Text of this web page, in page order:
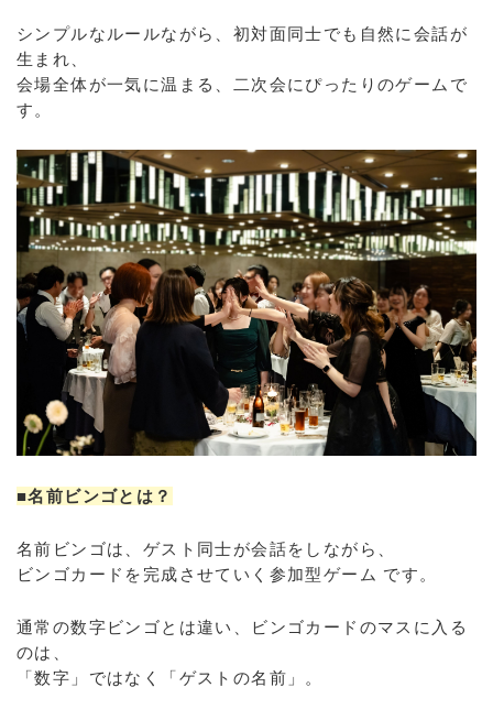
シンプルなルールながら、初対面同士でも自然に会話が
生まれ、
会場全体が一気に温まる、二次会にぴったりのゲームで
す。
■名前ビンゴとは？
名前ビンゴは、ゲスト同士が会話をしながら、
ビンゴカードを完成させていく参加型ゲーム です。
通常の数字ビンゴとは違い、ビンゴカードのマスに入る
のは、
「数字」ではなく「ゲストの名前」。